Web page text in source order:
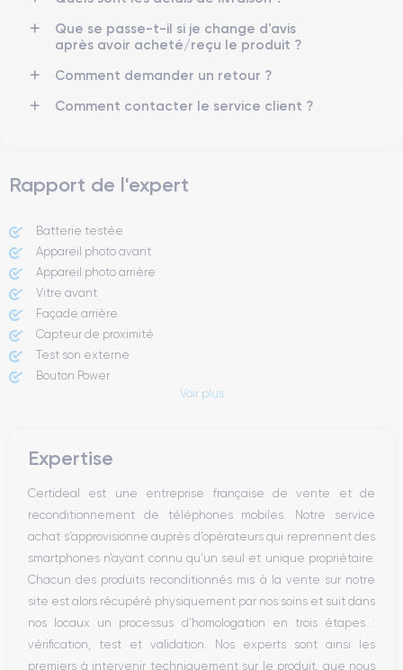
vous pouvez consulter lafiche technique de l'iPhone 14.
Que se passe-t-il si je change d'avis
après avoir acheté/reçu le produit ?
Comment demander un retour ?
Comment contacter le service client ?
Rapport de l'expert
Batterie testée
Appareil photo avant
Appareil photo arrière ​
Vitre avant ​
Façade arrière
Capteur de proximité
Test son externe
Bouton Power
Haut parleur
Bouton Home
Bluetooth
WiFi
Réseau
Vibreur
Prise USB
Voir plus
Expertise
Certideal est une entreprise française de vente et de
reconditionnement de téléphones mobiles. Notre service
achat s’approvisionne auprès d’opérateurs qui reprennent des
smartphones n’ayant connu qu’un seul et unique propriétaire.
Chacun des produits reconditionnés mis à la vente sur notre
site est alors récupéré physiquement par nos soins et suit dans
nos locaux un processus d’homologation en trois étapes :
vérification, test et validation. Nos experts sont ainsi les
premiers à intervenir techniquement sur le produit, que nous